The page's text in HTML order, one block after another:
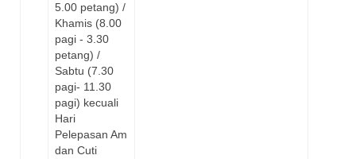
5.00 petang) /
Khamis (8.00
pagi - 3.30
petang) /
Sabtu (7.30
pagi- 11.30
pagi) kecuali
Hari
Pelepasan Am
dan Cuti